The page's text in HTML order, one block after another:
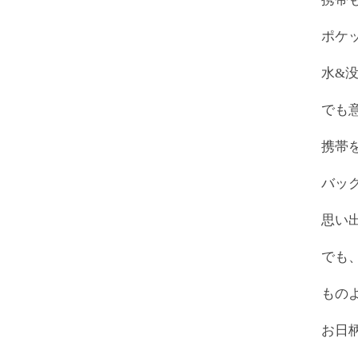
ポケ
水&
でも
携帯
バッ
思い
でも
もの
お日